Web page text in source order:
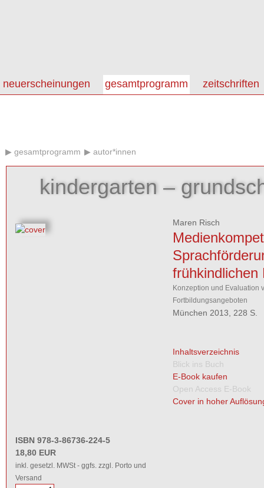
neuerscheinungen gesamtprogramm zeitschriften
gesamtprogramm autor*innen
kindergarten –
Maren Risch
frühkindlichen
Konzeption und Evaluation
Fortbildungsangeboten
München 2013, 228 S.
Inhaltsverzeichnis
Blick ins Buch
E-Book kaufen
Open Access E-Book
Cover in hoher
ISBN 978-3-86736-224-5
18,80 EUR
inkl. gesetzl. MWSt - ggfs. zzgl. Porto und
Versand